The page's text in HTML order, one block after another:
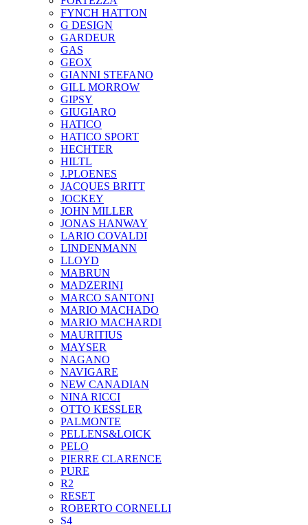
FYNCH HATTON
G DESIGN
GARDEUR
GAS
GEOX
GIANNI STEFANO
GILL MORROW
GIPSY
GIUGIARO
HATICO
HATICO SPORT
HECHTER
HILTL
J.PLOENES
JAСQUES BRITT
JOCKEY
JOHN MILLER
JONAS HANWAY
LARIO COVALDI
LINDENMANN
LLOYD
MABRUN
MADZERINI
MARCO SANTONI
MARIO MACHADO
MARIO MACHARDI
MAURITIUS
MAYSER
NAGANO
NAVIGARE
NEW CANADIAN
NINA RICCI
OTTO KESSLER
PALMONTE
PELLENS&LOICK
PELO
PIERRE CLARENCE
PURE
R2
RESET
ROBERTO CORNELLI
S4